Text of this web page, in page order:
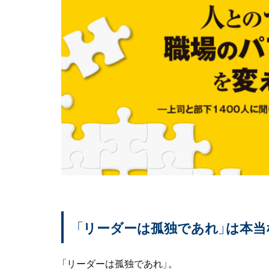
「リーダーは孤独であれ」は本
「リーダーは孤独であれ」。